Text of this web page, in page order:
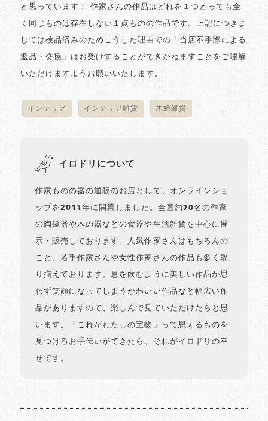
と思っています！ 作家さんの作品はどれを１つとっても全
く同じものは存在しない１点ものの作品です。上記につきま
しては検品済みのためこうした理由での「当店不手際による
返品・交換」はお受けすることができかねますことをご理解
いただけますようお願いいたします。
インテリア インテリア雑貨 木絵雑貨
イロドリについて
作家ものの器の通販のお店として、オンラインショ
ップを2011年に開業しました。全国約70名の作家
の陶磁器や木の器などの食器や生活雑貨を中心に展
示・販売しております。人気作家さんはもちろんの
こと、若手作家さんや女性作家さんの作品も多く取
り揃えております。息を飲むように美しい作品か思
わず笑顔になってしまうかわいい作品など幅広い作
品がありますので、楽しんで見ていただけたらと思
います。「これがわたしの宝物」って思えるものを
見つけるお手伝いができたら、それがイロドリの幸
せです。